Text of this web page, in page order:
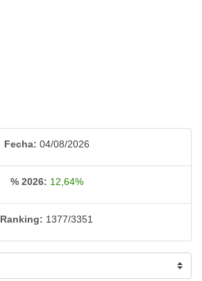
Fecha: 04/08/2026
% 2026: 12,64%
Ranking: 1377/3351